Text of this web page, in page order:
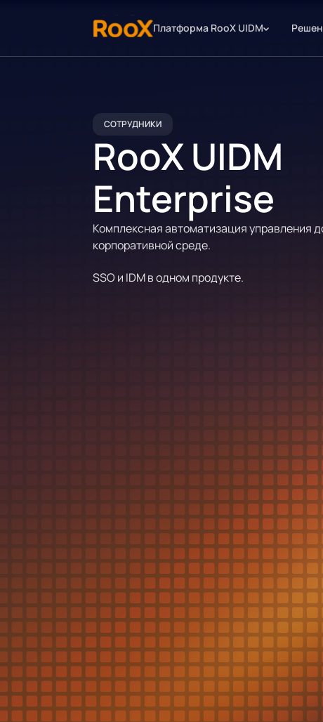
Платформа RooX UIDM
СОТРУДНИКИ
RooX UIDM
Enterprise
Комплексная автоматизация управления
корпоративной среде.
SSO и IDM в одном продукте.